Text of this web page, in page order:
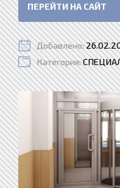
ПЕРЕЙТИ НА САЙТ
Добавлено:
Категория: